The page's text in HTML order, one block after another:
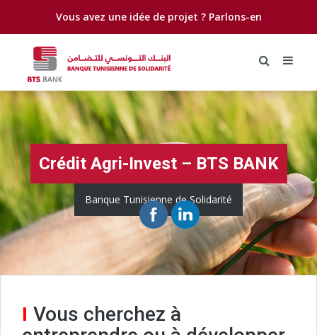
Vous avez une idée de projet ? Parlons-en
Crédit Agri-Invest – BTS BANK
Banque Tunisienne de Solidarité
I Vous cherchez à